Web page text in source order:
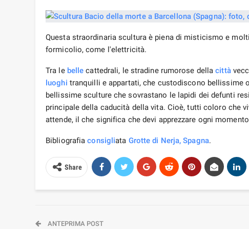
Share
ANTEPRIMA POST
Grotte di Nerja in Spagna: foto, descrizione, storia, cosa
vedere
Potrebbe Piacerti Anche
ITALIA SPAGNA